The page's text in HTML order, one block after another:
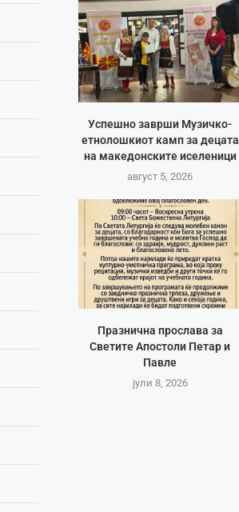
Успешно заврши Музичко-
етнолошкиот камп за децата
на македонските иселеници
август 5, 2026
Празнична прослава за
Светите Апостоли Петар и
Павле
јули 8, 2026